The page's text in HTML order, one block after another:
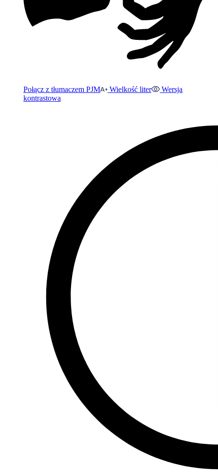
Połącz z tłumaczem PJM Wielkość liter
Wersja
kontrastowa